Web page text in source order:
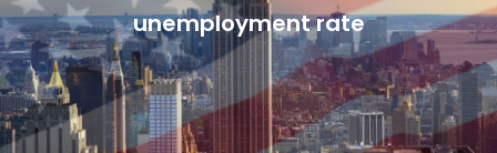
unemployment rate